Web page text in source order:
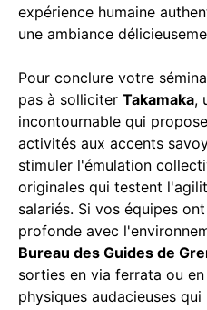
expérience humaine
une ambiance
Pour conclure votre
pas à solliciter Takamaka,
incontournable qui
activités aux accents
stimuler l'émulation
originales qui testent
salariés. Si vos équipes
profonde avec
Bureau des Guides de
sorties en via ferrata ou
physiques audacieuses